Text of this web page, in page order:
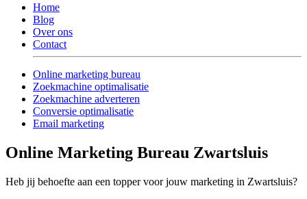
Home
Blog
Over ons
Contact
Online marketing bureau
Zoekmachine optimalisatie
Zoekmachine adverteren
Conversie optimalisatie
Email marketing
Online Marketing Bureau Zwartsluis
Heb jij behoefte aan een topper voor jouw marketing in Zwartsluis?